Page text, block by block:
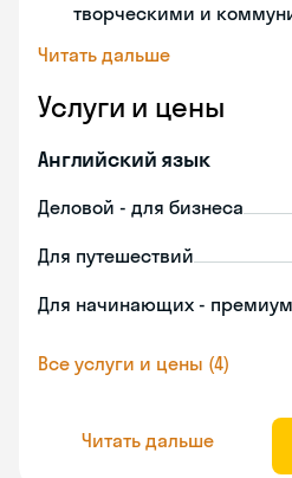
творческими и
Читать дальше
Услуги и цены
Английский язык
Деловой - для бизнеса
Для путешествий
Для начинающих - премиум
Все услуги и цены (4)
Читать дальше